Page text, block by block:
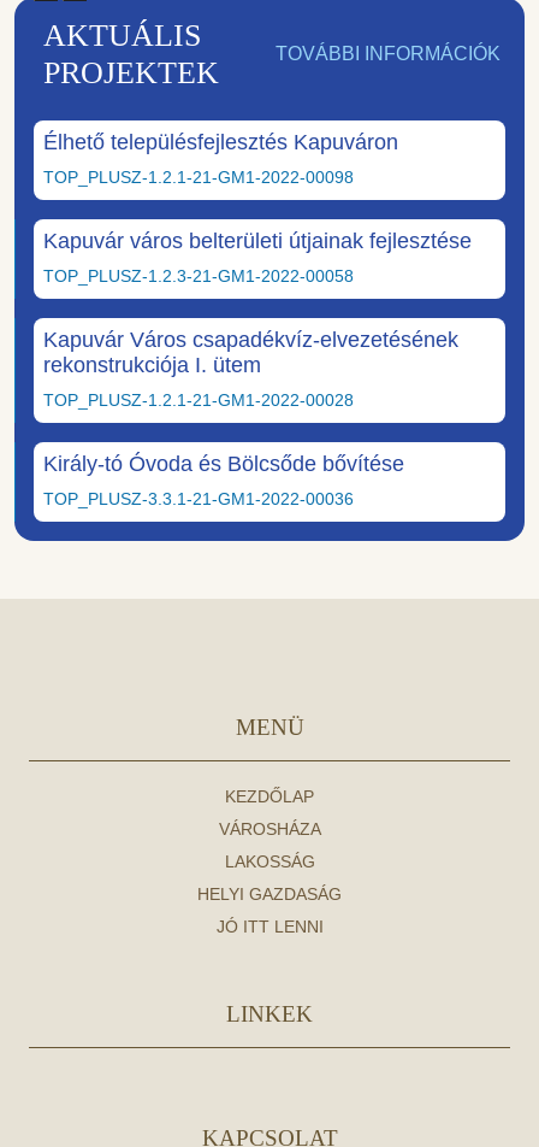
AKTUÁLIS
PROJEKTEK
TOVÁBBI INFORMÁCIÓK
Élhető településfejlesztés Kapuváron
TOP_PLUSZ-1.2.1-21-GM1-2022-00098
Kapuvár város belterületi útjainak fejlesztése
TOP_PLUSZ-1.2.3-21-GM1-2022-00058
Kapuvár Város csapadékvíz-elvezetésének
rekonstrukciója I. ütem
TOP_PLUSZ-1.2.1-21-GM1-2022-00028
Király-tó Óvoda és Bölcsőde bővítése
TOP_PLUSZ-3.3.1-21-GM1-2022-00036
MENÜ
KEZDŐLAP
VÁROSHÁZA
LAKOSSÁG
HELYI GAZDASÁG
JÓ ITT LENNI
LINKEK
KAPCSOLAT